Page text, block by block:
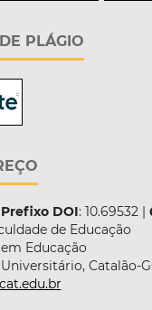
PLÁGIO
Prefixo DOI: 10.69532 |
de Educação
Educação
Catalão-